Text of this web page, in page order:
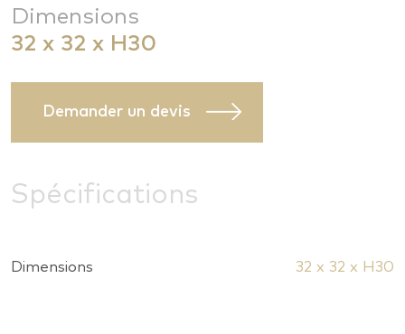
Dimensions
32 x 32 x H30
Demander un devis
Spécifications
Dimensions 32 x 32 x H30